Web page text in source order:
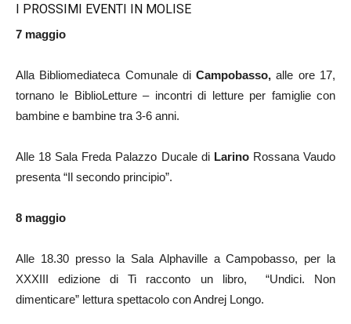
I PROSSIMI EVENTI IN MOLISE
7 maggio
Alla Bibliomediateca Comunale diCampobasso, alle ore 17,
tornano le BiblioLetture – incontri di letture per famiglie con
bambine e bambine tra 3-6 anni.
Alle 18 Sala Freda Palazzo Ducale di LarinoRossana Vaudo
presenta “Il secondo principio”.
8 maggio
Alle 18.30 presso la Sala Alphaville a Campobasso, per la
XXXIII edizione di Ti racconto un libro, “Undici. Non
dimenticare” lettura spettacolo con Andrej Longo.